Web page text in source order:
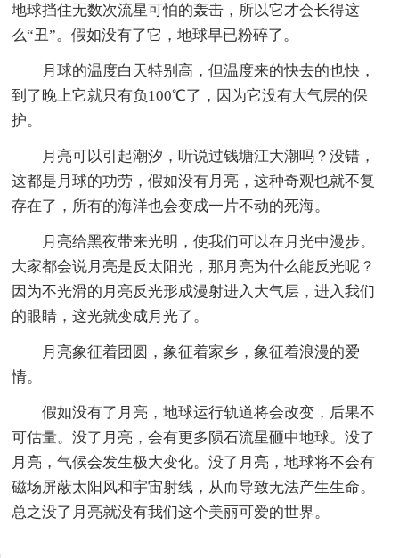
地球挡住无数次流星可怕的轰击，所以它才会长得这
么“丑”。假如没有了它，地球早已粉碎了。
月球的温度白天特别高，但温度来的快去的也快，
到了晚上它就只有负100℃了，因为它没有大气层的保
护。
月亮可以引起潮汐，听说过钱塘江大潮吗？没错，
这都是月球的功劳，假如没有月亮，这种奇观也就不复
存在了，所有的海洋也会变成一片不动的死海。
月亮给黑夜带来光明，使我们可以在月光中漫步。
大家都会说月亮是反太阳光，那月亮为什么能反光呢？
因为不光滑的月亮反光形成漫射进入大气层，进入我们
的眼睛，这光就变成月光了。
月亮象征着团圆，象征着家乡，象征着浪漫的爱
情。
假如没有了月亮，地球运行轨道将会改变，后果不
可估量。没了月亮，会有更多陨石流星砸中地球。没了
月亮，气候会发生极大变化。没了月亮，地球将不会有
磁场屏蔽太阳风和宇宙射线，从而导致无法产生生命。
总之没了月亮就没有我们这个美丽可爱的世界。